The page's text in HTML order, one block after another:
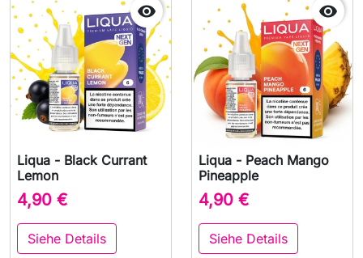

Liqua - Black Currant
Lemon
4,90 €
Siehe Details

Liqua - Peach Mango
Pineapple
4,90 €
Siehe Details